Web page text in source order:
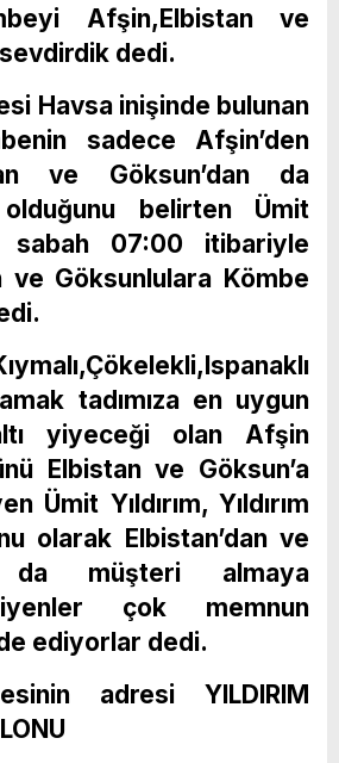
Afşin,Elbistan ve
dedi.
Havsa inişinde bulunan
sadece Afşin’den
ve Göksun’dan da
belirten Ümit
sabah 07:00 itibariyle
ve Göksunlulara Kömbe
tadımıza en uygun
yiyeceği olan Afşin
Elbistan ve Göksun’a
Ümit Yıldırım, Yıldırım
olarak Elbistan’dan ve
da müşteri almaya
çok memnun
ediyorlar dedi.
adresi YILDIRIM